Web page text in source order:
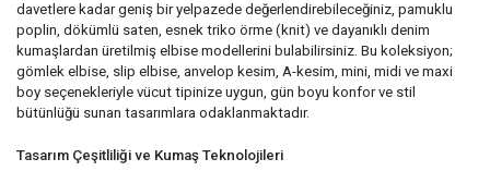
davetlere kadar geniş bir yelpazede değerlendirebileceğiniz, pamuklu
poplin, dökümlü saten, esnek triko örme (knit) ve dayanıklı denim
kumaşlardan üretilmiş elbise modellerini bulabilirsiniz. Bu koleksiyon;
gömlek elbise, slip elbise, anvelop kesim, A-kesim, mini, midi ve maxi
boy seçenekleriyle vücut tipinize uygun, gün boyu konfor ve stil
bütünlüğü sunan tasarımlara odaklanmaktadır.
Tasarım Çeşitliliği ve Kumaş Teknolojileri